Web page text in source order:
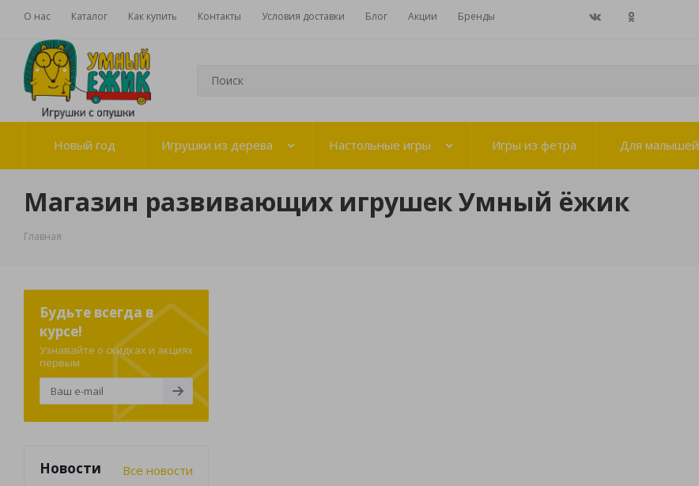
О нас Каталог Как купить Контакты Условия доставки Блог Акции Бренды
Новый год Игрушки из дерева Настольные игры Игры из фетра Для малышей
Магазин развивающих игрушек Умный ёжик
Главная
Будьте всегда в
курсе!
Узнавайте о скидках и акциях
первым
Новости Все новости